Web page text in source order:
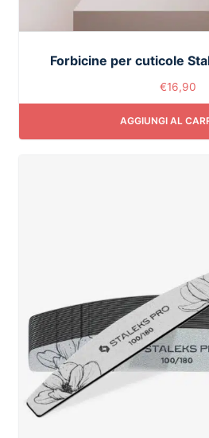
Forbicine per cuticole
€16,90
AGGIUNGI AL